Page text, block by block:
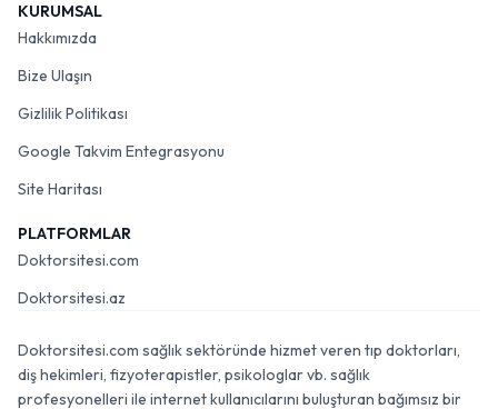
KURUMSAL
Hakkımızda
Bize Ulaşın
Gizlilik Politikası
Google Takvim Entegrasyonu
Site Haritası
PLATFORMLAR
Doktorsitesi.com
Doktorsitesi.az
Doktorsitesi.com sağlık sektöründe hizmet veren tıp doktorları,
diş hekimleri, fizyoterapistler, psikologlar vb. sağlık
profesyonelleri ile internet kullanıcılarını buluşturan bağımsız bir